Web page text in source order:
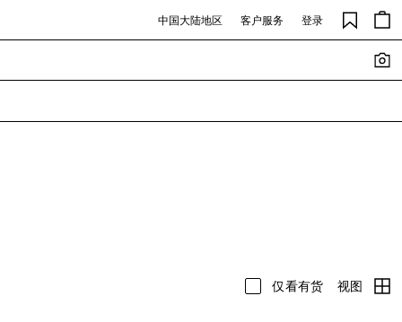
中国大陆地区 客户服务 登录
仅看有货 视图